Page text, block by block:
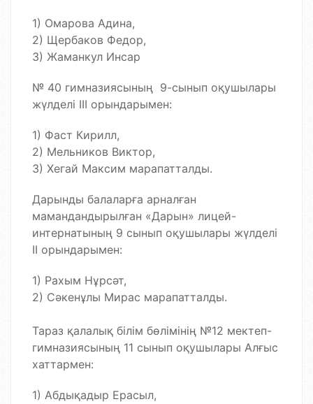
1) Омарова Адина,
2) Щербаков Федор,
3) Жаманкул Инсар
№ 40 гимназиясының 9-сынып оқушылары
жүлделі ІІІ орындарымен:
1) Фаст Кирилл,
2) Мельников Виктор,
3) Хегай Максим марапатталды.
Дарынды балаларға арналған
мамандандырылған «Дарын» лицей-
интернатының 9 сынып оқушылары жүлделі
ІІ орындарымен:
1) Рахым Нұрсәт,
2) Сәкенұлы Мирас марапатталды.
Тараз қалалық білім бөлімінің №12 мектеп-
гимназиясының 11 сынып оқушылары Алғыс
хаттармен:
1) Абдықадыр Ерасыл,